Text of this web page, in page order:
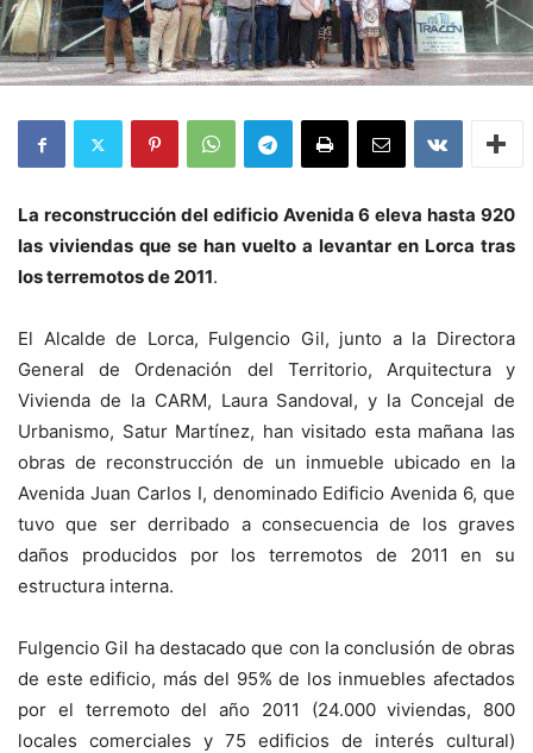
La reconstrucción del edificio Avenida 6 eleva hasta 920
las viviendas que se han vuelto a levantar en Lorca tras
los terremotos de 2011.
El Alcalde de Lorca, Fulgencio Gil, junto a la Directora
General de Ordenación del Territorio, Arquitectura y
Vivienda de la CARM, Laura Sandoval, y la Concejal de
Urbanismo, Satur Martínez, han visitado esta mañana las
obras de reconstrucción de un inmueble ubicado en la
Avenida Juan Carlos I, denominado Edificio Avenida 6, que
tuvo que ser derribado a consecuencia de los graves
daños producidos por los terremotos de 2011 en su
estructura interna.
Fulgencio Gil ha destacado que con la conclusión de obras
de este edificio, más del 95% de los inmuebles afectados
por el terremoto del año 2011 (24.000 viviendas, 800
locales comerciales y 75 edificios de interés cultural)